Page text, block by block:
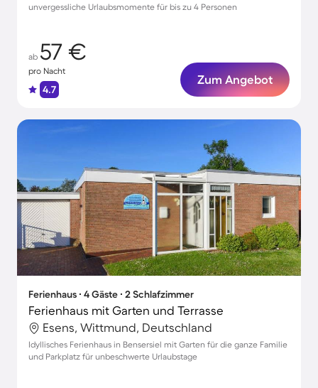
unvergessliche Urlaubsmomente für bis zu 4 Personen
ab 57 €
pro Nacht
4.7
Zum Angebot
Ferienhaus ∙ 4 Gäste ∙ 2 Schlafzimmer
Ferienhaus mit Garten und Terrasse
Esens, Wittmund, Deutschland
Idyllisches Ferienhaus in Bensersiel mit Garten für die ganze Familie
und Parkplatz für unbeschwerte Urlaubstage